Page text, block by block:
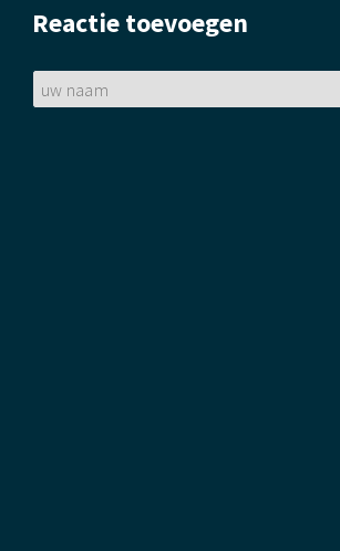
gelegd.
Reactie toevoegen